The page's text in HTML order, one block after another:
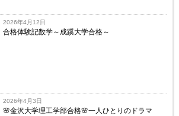
2026年4月12日
合格体験記数学～成蹊大学合格～
2026年4月3日
🌸金沢大学理工学部合格🌸一人ひとりのドラマ